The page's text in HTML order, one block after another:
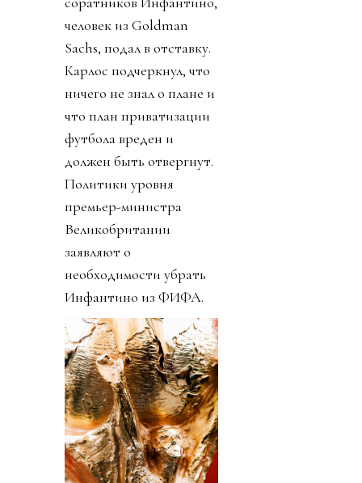
человек из Goldman
Sachs, подал в отставку.
Карлос подчеркнул, что
ничего не знал о плане и
что план приватизации
футбола вреден и
должен быть отвергнут.
Политики уровня
премьер-министра
Великобритании
заявляют о
необходимости убрать
Инфантино из ФИФА.